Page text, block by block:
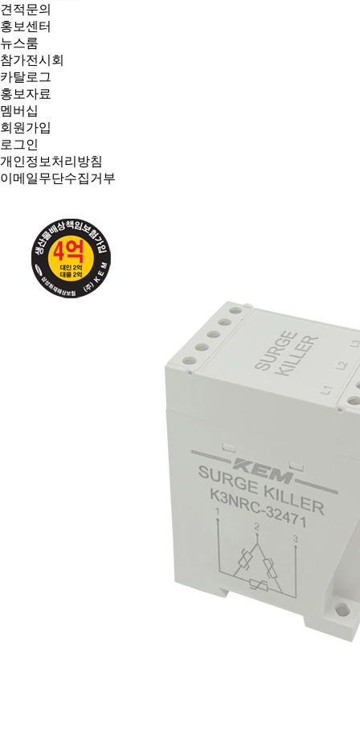
견적문의
홍보센터
뉴스룸
참가전시회
카탈로그
홍보자료
멤버십
회원가입
로그인
개인정보처리방침
이메일무단수집거부